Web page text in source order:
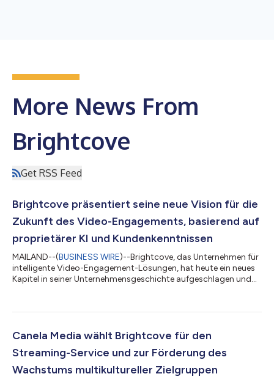
More News From
Brightcove
Get RSS Feed
Brightcove präsentiert seine neue Vision für die
Zukunft des Video-Engagements, basierend auf
proprietärer KI und Kundenkenntnissen
MAILAND--(BUSINESS WIRE)--Brightcove, das Unternehmen für
intelligente Video-Engagement-Lösungen, hat heute ein neues
Kapitel in seiner Unternehmensgeschichte aufgeschlagen und
bekräftigt. Mit der Unterstützung seines neuen Eigentümers
proprietären KI-Technologie gestaltet Brightcove seine
Plattform neu, um den wachsenden Anforde...
Canela Media wählt Brightcove für den
Streaming-Service und zur Förderung des
Wachstums multikultureller Zielgruppen